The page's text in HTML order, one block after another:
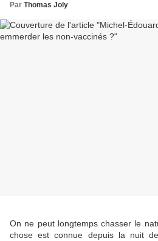
Par Thomas Joly
On ne peut longtemps chasser le
chose est connue depuis la nuit